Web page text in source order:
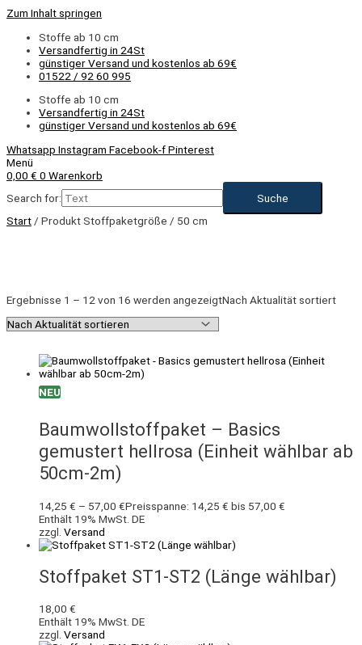
Zum Inhalt springen
Stoffe ab 10 cm
Versandfertig in 24St
günstiger Versand und kostenlos ab 69€
01522 / 92 60 995
Stoffe ab 10 cm
Versandfertig in 24St
günstiger Versand und kostenlos ab 69€
Whatsapp Instagram Facebook-fPinterest
Menü
0,00 € 0 Warenkorb
Search for:
Start / Produkt Stoffpaketgröße / 50 cm
Ergebnisse 1 – 12 von 16 werden angezeigtNach Aktualität sortiert
NEU
Baumwollstoffpaket – Basics
gemustert hellrosa (Einheit wählbar ab
50cm-2m)
14,25 € – 57,00 €Preisspanne: 14,25 € bis 57,00 €
Enthält 19% MwSt. DE
zzgl. Versand
Stoffpaket ST1-ST2 (Länge wählbar)
18,00 €
Enthält 19% MwSt. DE
zzgl. Versand